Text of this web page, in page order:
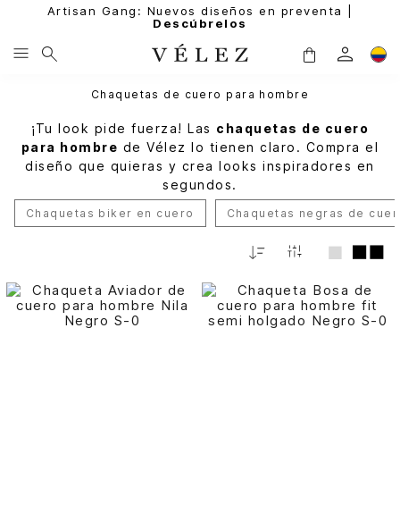
Artisan Gang: Nuevos diseños en preventa |
Descúbrelos
Chaquetas de cuero para hombre
¡Tu look pide fuerza! Las chaquetas de cuero
para hombre de Vélez lo tienen claro. Compra el
diseño que quieras y crea looks inspiradores en
segundos.
Chaquetas biker en cuero Chaquetas negras de
Relevancia